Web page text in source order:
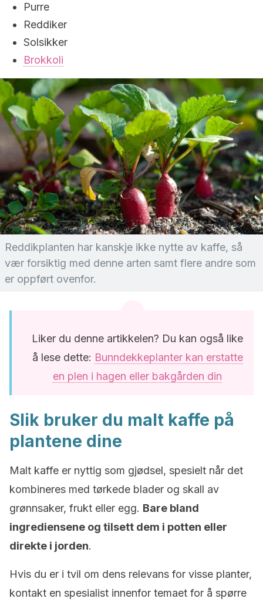
Purre
Reddiker
Solsikker
Brokkoli
Reddikplanten har kanskje ikke nytte av kaffe, så
vær forsiktig med denne arten samt flere andre som
er oppført ovenfor.
Liker du denne artikkelen? Du kan også like
å lese dette: Bunndekkeplanter kan erstatte
en plen i hagen eller bakgården din
Slik bruker du malt kaffe på
plantene dine
Malt kaffe er nyttig som gjødsel, spesielt når det
kombineres med tørkede blader og skall av
grønnsaker, frukt eller egg. Bare bland
ingrediensene og tilsett dem i potten eller
direkte i jorden.
Hvis du er i tvil om dens relevans for visse planter,
kontakt en spesialist innenfor temaet for å spørre